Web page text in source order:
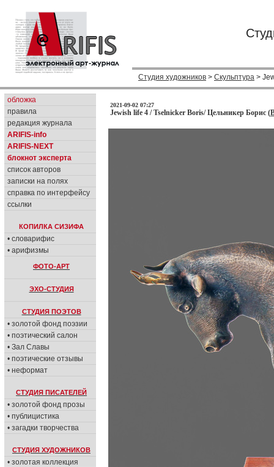
Студия художников > Скульптура >
обложка
правила
редакция журнала
ARIFIS-info
ARIFIS-NEXT
блокнот эксперта
список авторов
записки на полях
справка по интерфейсу
ссылки
КОПИЛКА СИЗИФА
• словарифис
• арифизмы
ФОТО-АРТ
ЭХО-СТУДИЯ
СТУДИЯ ПОЭТОВ
• золотой фонд поэзии
• поэтический салон
• Зал Славы
• поэтические отзывы
• неформат
СТУДИЯ ПИСАТЕЛЕЙ
• золотой фонд прозы
• публицистика
• загадки творчества
СТУДИЯ ХУДОЖНИКОВ
• золотая коллекция
2021-09-02 07:27
Jewish life 4 / Tselnicker Boris/ Цельникер Борис (